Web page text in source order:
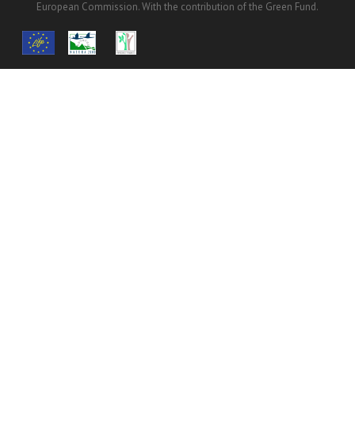
European Commission. With the contribution of the Green Fund.